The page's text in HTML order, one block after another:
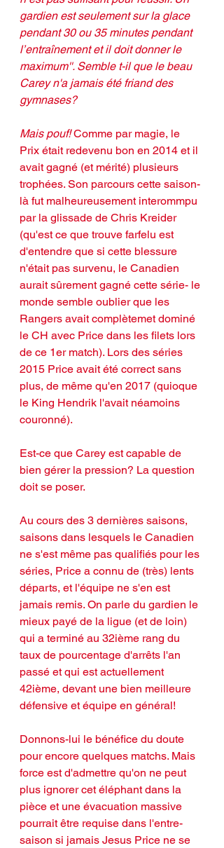
gardien est seulement sur la glace
pendant 30 ou 35 minutes pendant
l’entraînement et il doit donner le
maximum''. Semble t-il que le beau
Carey n'a jamais été friand des
gymnases?
Mais pouf! Comme par magie, le
Prix était redevenu bon en 2014 et il
avait gagné (et mérité) plusieurs
trophées. Son parcours cette saison-
là fut malheureusement interommpu
par la glissade de Chris Kreider
(qu'est ce que trouve farfelu est
d'entendre que si cette blessure
n'était pas survenu, le Canadien
aurait sûrement gagné cette série- le
monde semble oublier que les
Rangers avait complètemet dominé
le CH avec Price dans les filets lors
de ce 1er match). Lors des séries
2015 Price avait été correct sans
plus, de même qu'en 2017 (quioque
le King Hendrik l'avait néamoins
couronné).
Est-ce que Carey est capable de
bien gérer la pression? La question
doit se poser.
Au cours des 3 dernières saisons,
saisons dans lesquels le Canadien
ne s'est même pas qualifiés pour les
séries, Price a connu de (très) lents
départs, et l'équipe ne s'en est
jamais remis. On parle du gardien le
mieux payé de la ligue (et de loin)
qui a terminé au 32ième rang du
taux de pourcentage d'arrêts l'an
passé et qui est actuellement
42ième, devant une bien meilleure
défensive et équipe en général!
Donnons-lui le bénéfice du doute
pour encore quelques matchs. Mais
force est d'admettre qu'on ne peut
plus ignorer cet éléphant dans la
pièce et une évacuation massive
pourrait être requise dans l'entre-
saison si jamais Jesus Price ne se